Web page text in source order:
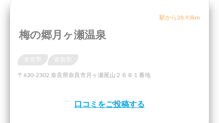
駅から28.93km
梅の郷月ヶ瀬温泉
奈良県 奈良市
〒630-2302 奈良県奈良市月ヶ瀬尾山２６８１番地
口コミをご投稿する